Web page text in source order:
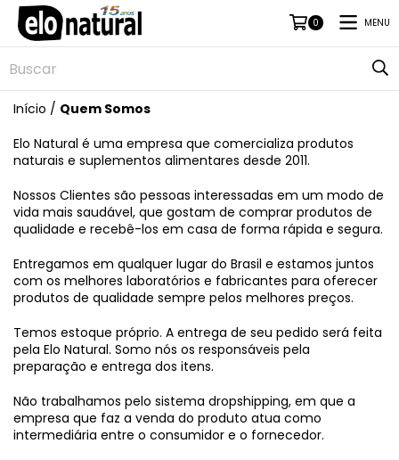
0 MENU
Início / Quem Somos
Elo Natural é uma empresa que comercializa produtos
naturais e suplementos alimentares desde 2011.
Nossos Clientes são pessoas interessadas em um modo de
vida mais saudável, que gostam de comprar produtos de
qualidade e recebê-los em casa de forma rápida e segura.
Entregamos em qualquer lugar do Brasil e estamos juntos
com os melhores laboratórios e fabricantes para oferecer
produtos de qualidade sempre pelos melhores preços.
Temos estoque próprio. A entrega de seu pedido será feita
pela Elo Natural. Somo nós os responsáveis pela
preparação e entrega dos itens.
Não trabalhamos pelo sistema dropshipping, em que a
empresa que faz a venda do produto atua como
intermediária entre o consumidor e o fornecedor.